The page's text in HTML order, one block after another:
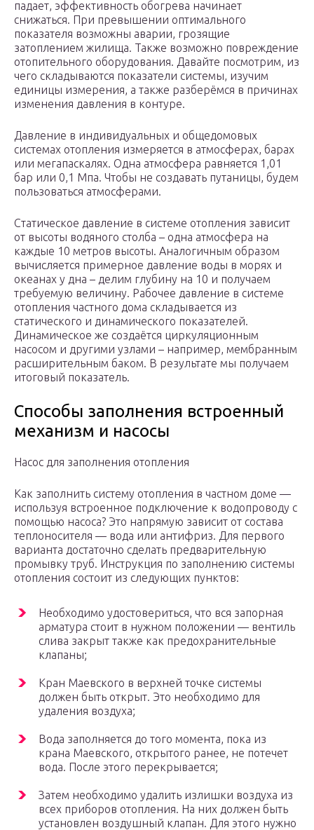
падает, эффективность обогрева начинает
снижаться. При превышении оптимального
показателя возможны аварии, грозящие
затоплением жилища. Также возможно повреждение
отопительного оборудования. Давайте посмотрим, из
чего складываются показатели системы, изучим
единицы измерения, а также разберёмся в причинах
изменения давления в контуре.
Давление в индивидуальных и общедомовых
системах отопления измеряется в атмосферах, барах
или мегапаскалях. Одна атмосфера равняется 1,01
бар или 0,1 Мпа. Чтобы не создавать путаницы, будем
пользоваться атмосферами.
Статическое давление в системе отопления зависит
от высоты водяного столба – одна атмосфера на
каждые 10 метров высоты. Аналогичным образом
вычисляется примерное давление воды в морях и
океанах у дна – делим глубину на 10 и получаем
требуемую величину. Рабочее давление в системе
отопления частного дома складывается из
статического и динамического показателей.
Динамическое же создаётся циркуляционным
насосом и другими узлами – например, мембранным
расширительным баком. В результате мы получаем
итоговый показатель.
Способы заполнения встроенный
механизм и насосы
Насос для заполнения отопления
Как заполнить систему отопления в частном доме —
используя встроенное подключение к водопроводу с
помощью насоса? Это напрямую зависит от состава
теплоносителя — вода или антифриз. Для первого
варианта достаточно сделать предварительную
промывку труб. Инструкция по заполнению системы
отопления состоит из следующих пунктов:
Необходимо удостовериться, что вся запорная
арматура стоит в нужном положении — вентиль
слива закрыт также как предохранительные
клапаны;
Кран Маевского в верхней точке системы
должен быть открыт. Это необходимо для
удаления воздуха;
Вода заполняется до того момента, пока из
крана Маевского, открытого ранее, не потечет
вода. После этого перекрывается;
Затем необходимо удалить излишки воздуха из
всех приборов отопления. На них должен быть
установлен воздушный клапан. Для этого нужно